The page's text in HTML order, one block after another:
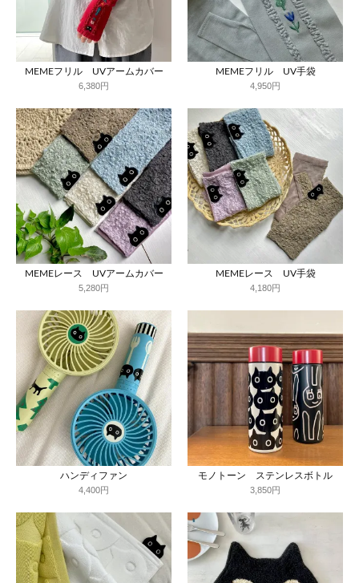
MEMEフリル UVアームカバー
6,380円
MEMEフリル UV手袋
4,950円
MEMEレース UVアームカバー
5,280円
MEMEレース UV手袋
4,180円
ハンディファン
4,400円
モノトーン ステンレスボトル
3,850円